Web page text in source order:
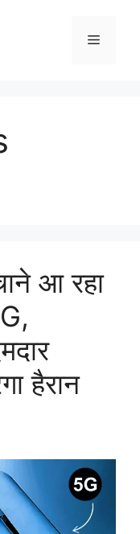
Menu
आ रहा
हैरान